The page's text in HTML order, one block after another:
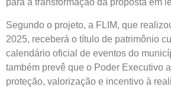
para a transformação da proposta em
Segundo o projeto, a FLIM, que
2025, receberá o título de patrimônio
calendário oficial de eventos do
também prevê que o Poder Executivo
proteção, valorização e incentivo à